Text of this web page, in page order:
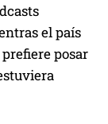
el país
posar